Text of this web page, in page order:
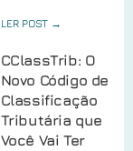
LER POST →
CClassTrib: O
Novo Código de
Classificação
Tributária que
Você Vai Ter